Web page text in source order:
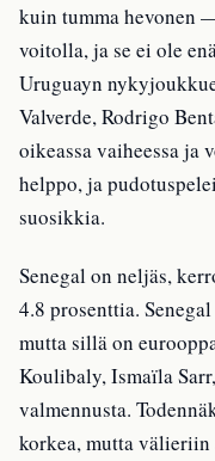
kuin tumma hevonen
voitolla, ja se ei ole
Uruguayn
Valverde, Rodrigo
oikeassa vaiheessa ja
helppo, ja
suosikkia.
Senegal on neljäs,
4.8 prosenttia.
mutta sillä on
Koulibaly, Ismaïla
valmennusta.
korkea, mutta